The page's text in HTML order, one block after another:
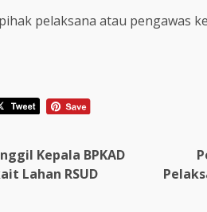
pelaksana atau pengawas
Kepala BPKAD
Lahan RSUD